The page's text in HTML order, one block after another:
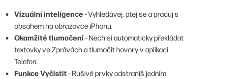
Vizuální inteligence- Vyhledávej, ptej se a pracuj s
obsahem na obrazovce iPhonu.
Okamžité tlumočení- Nech si automaticky překládat
textovky ve Zprávách a tlumočit hovory v aplikaci
Telefon.
Funkce Vyčistit- Rušivé prvky odstraníš jedním